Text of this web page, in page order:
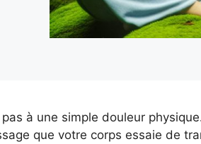
à une simple douleur
que votre corps essaie de